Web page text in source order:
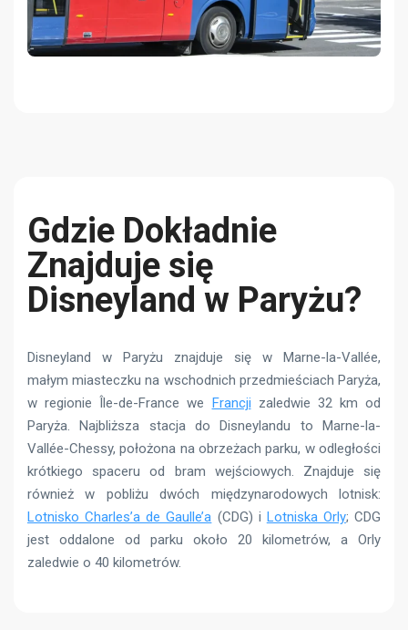
Gdzie Dokładnie
Znajduje się
Disneyland w Paryżu?
Disneyland w Paryżu znajduje się w Marne-la-Vallée,
małym miasteczku na wschodnich przedmieściach Paryża,
w regionie Île-de-France we Francji zaledwie 32 km od
Paryża. Najbliższa stacja do Disneylandu to Marne-la-
Vallée-Chessy, położona na obrzeżach parku, w odległości
krótkiego spaceru od bram wejściowych. Znajduje się
również w pobliżu dwóch międzynarodowych lotnisk:
Lotnisko Charles’a de Gaulle’a (CDG) i Lotniska Orly; CDG
jest oddalone od parku około 20 kilometrów, a Orly
zaledwie o 40 kilometrów.